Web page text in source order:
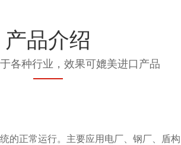
产品介绍
各种行业，效果可媲美进口产品
正常运行。主要应用电厂、钢厂、盾